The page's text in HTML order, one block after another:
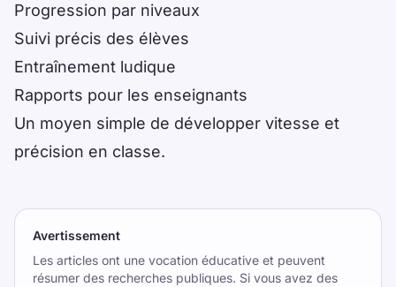
Progression par niveaux
Suivi précis des élèves
Entraînement ludique
Rapports pour les enseignants
Un moyen simple de développer vitesse et
précision en classe.
Avertissement
Les articles ont une vocation éducative et peuvent
résumer des recherches publiques. Si vous avez des